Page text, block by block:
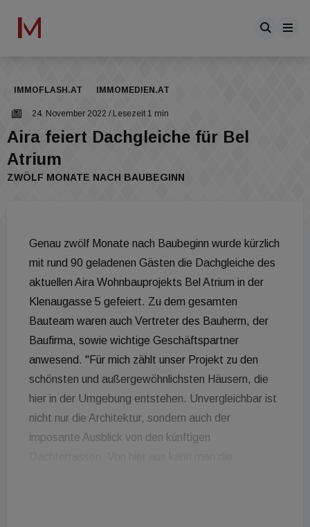
IMMOFLASH.AT IMMOMEDIEN.AT
24. November 2022 / Lesezeit 1 min
Aira feiert Dachgleiche für Bel
Atrium
ZWÖLF MONATE NACH BAUBEGINN
Genau zwölf Monate nach Baubeginn wurde kürzlich
mit rund 90 geladenen Gästen die Dachgleiche des
aktuellen Aira Wohnbauprojekts Bel Atrium in der
Klenaugasse 5 gefeiert. Zu dem gesamten
Bauteam waren auch Vertreter des Bauherrn, der
Baufirma, sowie wichtige Geschäftspartner
anwesend. "Für mich zählt unser Projekt zu den
schönsten und außergewöhnlichsten Häusern, die
hier in der Umgebung entstehen. Unvergleichbar ist
nicht nur die Architektur, sondern auch der
imposante Ausblick von den künftigen